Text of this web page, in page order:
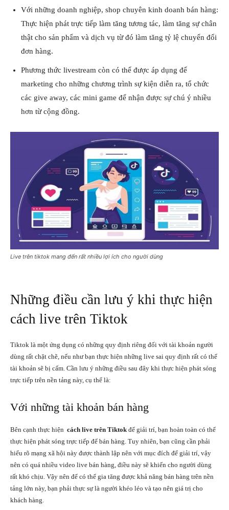
Với những doanh nghiệp, shop chuyên kinh doanh bán hàng:
Thực hiện phát trực tiếp làm tăng tương tác, làm tăng sự chân
thật cho sản phẩm và dịch vụ từ đó làm tăng tỷ lệ chuyển đổi
đơn hàng.
Phương thức livestream còn có thể được áp dụng để
marketing cho những chương trình sự kiện diễn ra, tổ chức
các give away, các mini game để nhận được sự chú ý nhiều
hơn từ cộng đồng.
Live trên tiktok mang đến rất nhiều lợi ích cho người dùng
Những điều cần lưu ý khi thực hiện
cách live trên Tiktok
Tiktok là một ứng dụng có những quy định riêng đối với tài khoản người
dùng rất chặt chẽ, nếu như bạn thực hiện những live sai quy định rất có thể
tài khoản sẽ bị cấm. Cần lưu ý những điều sau đây khi thực hiện phát sóng
trực tiếp trên nền tảng này, cụ thể là:
Với những tài khoản bán hàng
Bên cạnh thực hiện cách live trên Tiktok để giải trí, bạn hoàn toàn có thể
thực hiện phát sóng trực tiếp để bán hàng. Tuy nhiên, bạn cũng cần phải
hiểu rõ mạng xã hội này được thành lập nên với mục đích để giải trí, vậy
nên có quá nhiều video live bán hàng, điều này sẽ khiến cho người dùng
rất khó chịu. Vậy nên để có thể gia tăng được khả năng bán hàng trên nền
tảng lớn này, bạn phải thực sự là người khéo léo và tạo nên giá trị cho
khách hàng.